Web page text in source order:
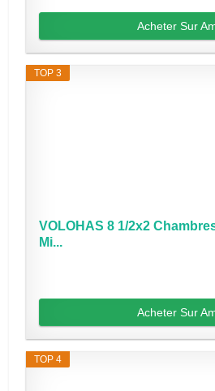
Acheter Sur
TOP 3
VOLOHAS 8 1/2x2
Mi...
Acheter Sur
TOP 4